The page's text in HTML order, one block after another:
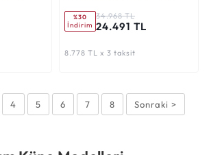
%30
İndirim
34.968 TL
24.491 TL
8.778 TL x 3 taksit
4 5 6 7 8 Sonraki >